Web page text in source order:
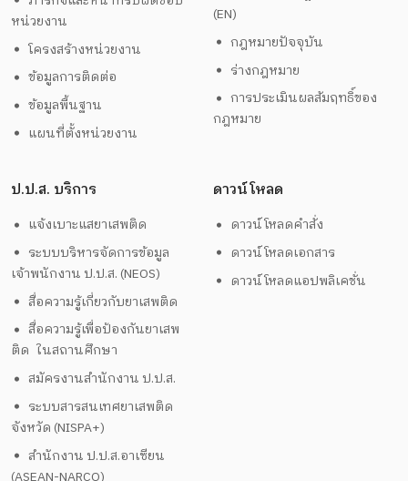
หน่วยงาน
โครงสร้างหน่วยงาน
ข้อมูลการติดต่อ
ข้อมูลพื้นฐาน
แผนที่ตั้งหน่วยงาน
(EN)
กฎหมายปัจจุบัน
ร่างกฎหมาย
การประเมินผลสัมฤทธิ์ของ
กฎหมาย
ป.ป.ส. บริการ
แจ้งเบาะแสยาเสพติด
ระบบบริหารจัดการข้อมูล
เจ้าพนักงาน ป.ป.ส. (NEOS)
สื่อความรู้เกี่ยวกับยาเสพติด
สื่อความรู้เพื่อป้องกันยาเสพ
ติด ในสถานศึกษา
สมัครงานสำนักงาน ป.ป.ส.
ระบบสารสนเทศยาเสพติด
จังหวัด (NISPA+)
สำนักงาน ป.ป.ส.อาเซียน
(ASEAN-NARCO)
ดาวน์โหลด
ดาวน์โหลดคำสั่ง
ดาวน์โหลดเอกสาร
ดาวน์โหลดแอปพลิเคชั่น